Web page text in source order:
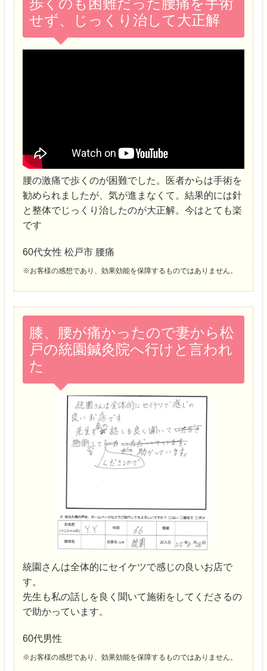
歩くのも困難だった腰痛を手術
せず、じっくり治して大正解
腰の激痛で歩くのが困難でした。医者からは手術を
勧められましたが、気が進まなくて。結果的には針
と整体でじっくり治したのが大正解。今はとても楽
です
60代女性 松戸市 腰痛
※お客様の感想であり、効果効能を保障するものではありません。
膝、腰が痛かったので妻から松
戸の統園鍼灸院へ行けと言われ
た
統園さんは全体的にセイケツで感じの良いお店で
す。
先生も私の話しを良く聞いて施術をしてくださるの
で助かっています。
60代男性
※お客様の感想であり、効果効能を保障するものではありません。